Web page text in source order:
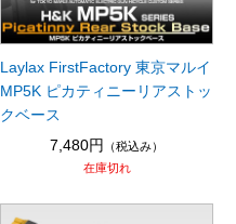
Laylax FirstFactory 東京マルイ
MP5K ピカティニーリアストッ
クベース
7,480円
（税込み）
在庫切れ